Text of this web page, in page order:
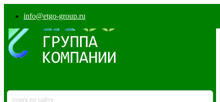
info@etgo-group.ru